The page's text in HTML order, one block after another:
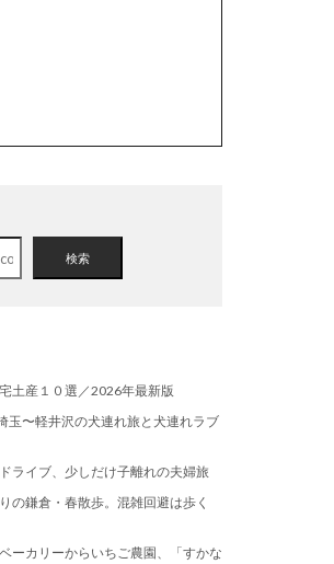
検索
土産１０選／2026年最新版
玉〜軽井沢の犬連れ旅と犬連れラブ
ライブ、少しだけ子離れの夫婦旅
の鎌倉・春散歩。混雑回避は歩く
ーカリーからいちご農園、「すかな